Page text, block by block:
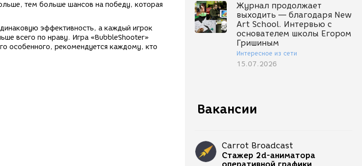
Журнал продолжает
выходить — благодаря New
Art School. Интервью с
основателем школы Егором
Гришиным
Интересное из сети
15.07.2026
Вакансии
Carrot Broadcast
Стажер 2d-аниматора
тем больше шансов на победу, которая
эффективность, а каждый игрок
всего по нраву. Игра «BubbleShooter»
особенного, рекомендуется каждому, кто